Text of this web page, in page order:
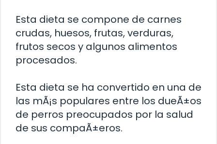
Esta dieta se compone de carnes
crudas, huesos, frutas, verduras,
frutos secos y algunos alimentos
procesados.
Esta dieta se ha convertido en una de
las mÃ¡s populares entre los dueÃ±os
de perros preocupados por la salud
de sus compaÃ±eros.